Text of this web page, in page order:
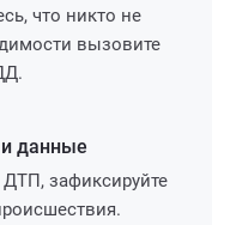
что никто не
вызовите
данные
зафиксируйте